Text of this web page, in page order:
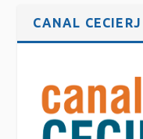
CANAL CECIERJ